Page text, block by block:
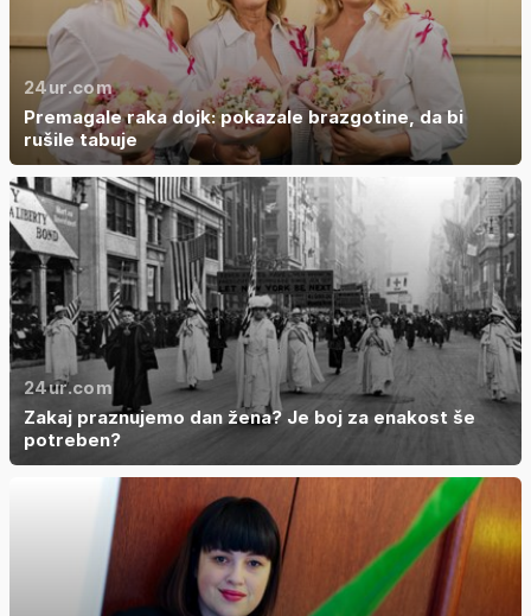
24ur.com
Premagale raka dojk: pokazale brazgotine, da bi
rušile tabuje
24ur.com
Zakaj praznujemo dan žena? Je boj za enakost še
potreben?